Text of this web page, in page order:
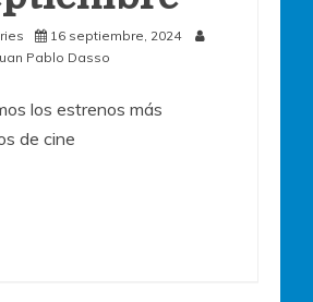
16 septiembre, 2024
Pablo Dasso
los estrenos más
de cine